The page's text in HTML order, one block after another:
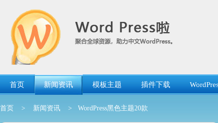
首页 新闻资讯 模板主题 插件下载
首页 > 新闻资讯 > WordPress黑色主题20款